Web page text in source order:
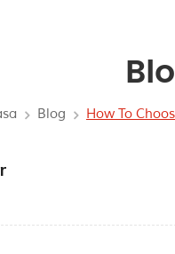
Blog How To